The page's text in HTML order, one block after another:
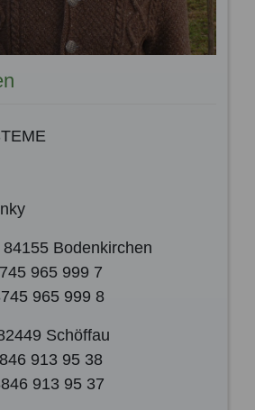
Bodenkirchen
965 999 7
965 999 8
Schöffau
913 95 38
913 95 37